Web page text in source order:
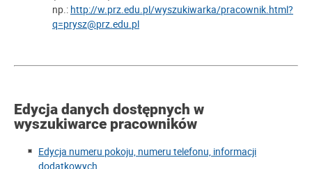
np.: http://w.prz.edu.pl/wyszukiwarka/pracownik.html?
q=prysz@prz.edu.pl
Edycja danych dostępnych w
wyszukiwarce pracowników
Edycja numeru pokoju, numeru telefonu, informacji
dodatkowych